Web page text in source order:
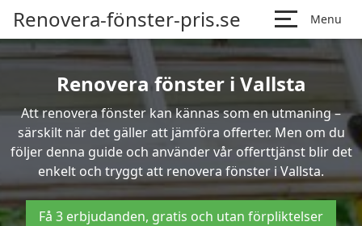
Renovera-fönster-pris.se Menu
Renovera fönster i Vallsta
Att renovera fönster kan kännas som en utmaning –
särskilt när det gäller att jämföra offerter. Men om du
följer denna guide och använder vår offerttjänst blir det
enkelt och tryggt att renovera fönster i Vallsta.
Få 3 erbjudanden, gratis och utan förpliktelser